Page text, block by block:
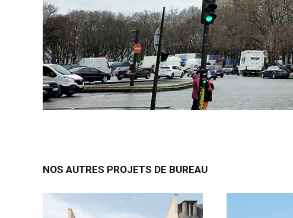
NOS AUTRES PROJETS DE BUREAU